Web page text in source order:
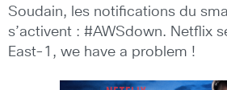
Soudain, les notifications du
s’activent : #AWSdown. Netflix
East-1, we have a problem !